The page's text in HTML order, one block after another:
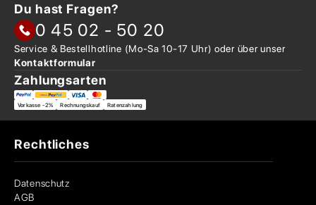
Du hast Fragen?
0 45 02 - 50 20
Service & Bestellhotline (Mo-Sa 10-17 Uhr) oder überunser
Kontaktformular
Zahlungsarten
Vorkasse -2% Rechnungskauf Ratenzahlung
Rechtliches
Datenschutz
AGB